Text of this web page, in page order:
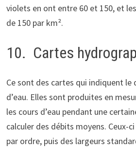
violets en ont entre 60 et 150, et
de 150 par km².
10. Cartes
Ce sont des cartes qui indiquent le
d’eau. Elles sont produites en
les cours d’eau pendant une
calculer des débits moyens. Ceux-
par ordre, puis des largeurs